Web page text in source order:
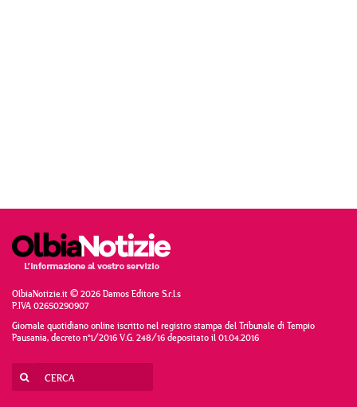
OlbiaNotizie.it © 2026 Damos Editore S.r.l.s
P.IVA 02650290907
Giornale quotidiano online iscritto nel registro stampa del Tribunale di Tempio
Pausania, decreto n°1/2016 V.G. 248/16 depositato il 01.04.2016